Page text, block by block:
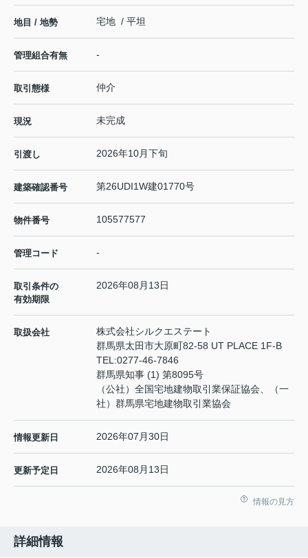
地目 / 地勢 宅地 / 平坦
管理組合有無 -
取引態様 仲介
現況 未完成
引渡し 2026年10月下旬
建築確認番号 第26UDI1W建01770号
物件番号 105577577
管理コード -
取引条件の
有効期限
2026年08月13日
取扱会社
株式会社シルクエステート
群馬県太田市大原町82-58 UT PLACE 1F-B
TEL:0277-46-7846
群馬県知事 (1) 第8095号
（公社）全国宅地建物取引業保証協会、（一
社）群馬県宅地建物取引業協会
情報更新日 2026年07月30日
更新予定日 2026年08月13日
情報の見方
詳細情報